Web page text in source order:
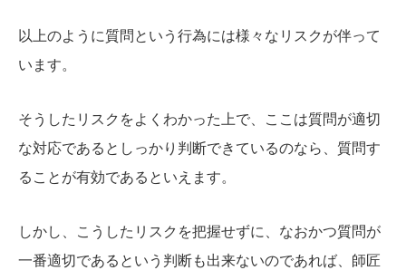
以上のように質問という行為には様々なリスクが伴って
います。
そうしたリスクをよくわかった上で、ここは質問が適切
な対応であるとしっかり判断できているのなら、質問す
ることが有効であるといえます。
しかし、こうしたリスクを把握せずに、なおかつ質問が
一番適切であるという判断も出来ないのであれば、師匠